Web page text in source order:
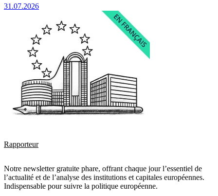
31.07.2026
Rapporteur
Notre newsletter gratuite phare, offrant chaque jour l’essentiel de
l’actualité et de l’analyse des institutions et capitales européennes.
Indispensable pour suivre la politique européenne.